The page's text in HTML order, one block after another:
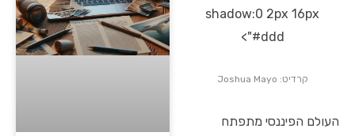
shadow:0 2px 16px
#ddd">
קרדיט: Joshua Mayo
העולם הפיננסי מתפתח